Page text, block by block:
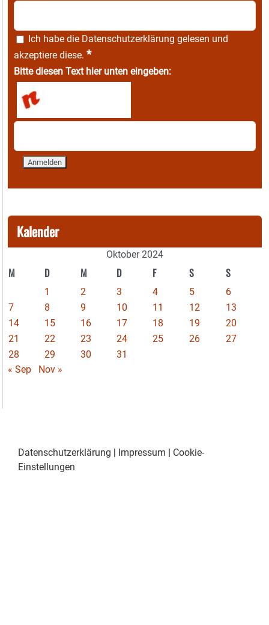
Ich habe die Datenschutzerklärung gelesen und
akzeptiere diese. *
Bitte diesen Text hier unten eingeben:
Kalender
Oktober 2024
M D M D F S S
1 2 3 4 5
6
7
8 9 10 11 12
13
14
15 16 17 18 19
20
21
22 23 24 25 26
27
28
29 30
31
« Sep
Nov »
Datenschutzerklärung | Impressum | Cookie-
Einstellungen